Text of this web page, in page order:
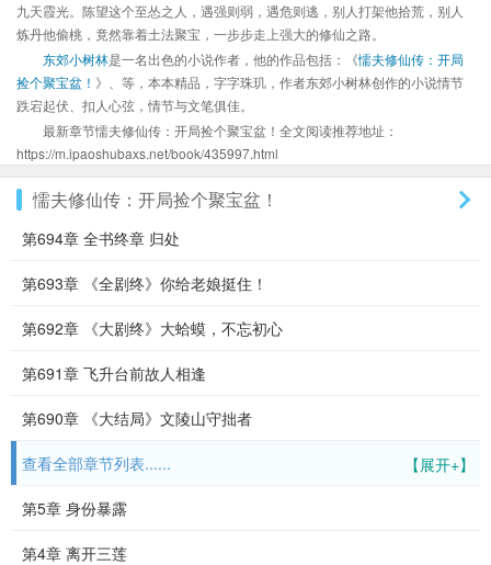
九天霞光。陈望这个至怂之人，遇强则弱，遇危则逃，别人打架他拾荒，别人
炼丹他偷桃，竟然靠着土法聚宝，一步步走上强大的修仙之路。
东郊小树林是一名出色的小说作者，他的作品包括：《懦夫修仙传：开局
捡个聚宝盆！ 》、等，本本精品，字字珠玑，作者东郊小树林创作的小说情节
跌宕起伏、扣人心弦，情节与文笔俱佳。
最新章节懦夫修仙传：开局捡个聚宝盆！全文阅读推荐地址：
https://m.ipaoshubaxs.net/book/435997.html
懦夫修仙传：开局捡个聚宝盆！
第694章 全书终章 归处
第693章 《全剧终》你给老娘挺住！
第692章 《大剧终》大蛤蟆，不忘初心
第691章 飞升台前故人相逢
第690章 《大结局》文陵山守拙者
【展开+】
查看全部章节列表......
第5章 身份暴露
第4章 离开三莲